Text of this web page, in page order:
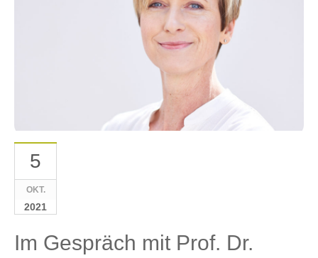
5
OKT.
2021
Im Gespräch mit Prof. Dr.